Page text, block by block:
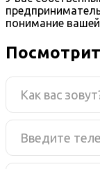
понимание